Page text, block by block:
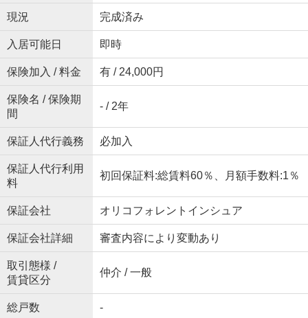
現況 完成済み
入居可能日 即時
保険加入 / 料金 有 / 24,000円
保険名 / 保険期
間
- / 2年
保証人代行義務 必加入
保証人代行利用
料
初回保証料:総賃料60％、月額手数料:1％
保証会社 オリコフォレントインシュア
保証会社詳細 審査内容により変動あり
取引態様 /
賃貸区分
仲介 / 一般
総戸数 -